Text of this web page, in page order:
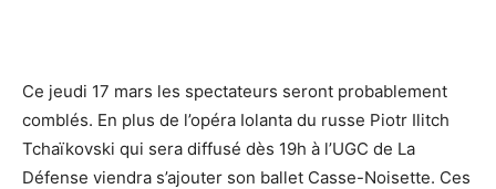
Ce jeudi 17 mars les spectateurs seront probablement
comblés. En plus de l’opéra Iolanta du russe Piotr Ilitch
Tchaïkovski qui sera diffusé dès 19h à l’UGC de La
Défense viendra s’ajouter son ballet Casse-Noisette. Ces